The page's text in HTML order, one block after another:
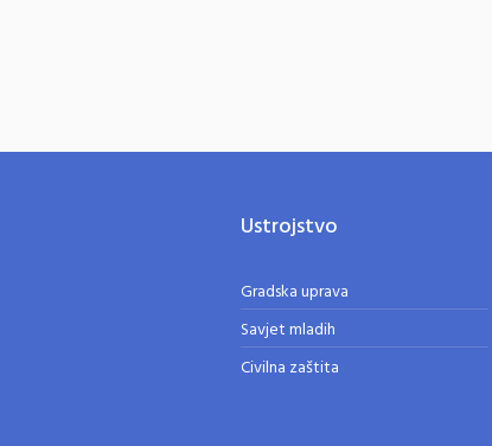
Ustrojstvo
Gradska uprava
Savjet mladih
Civilna zaštita